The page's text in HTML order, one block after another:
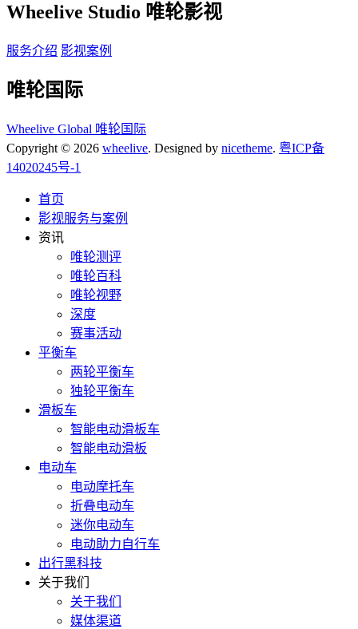
Wheelive Studio 唯轮影视
服务介绍 影视案例
唯轮国际
Wheelive Global 唯轮国际
Copyright © 2026 wheelive. Designed by nicetheme. 粤ICP备
14020245号-1
首页
影视服务与案例
资讯
唯轮测评
唯轮百科
唯轮视野
深度
赛事活动
平衡车
两轮平衡车
独轮平衡车
滑板车
智能电动滑板车
智能电动滑板
电动车
电动摩托车
折叠电动车
迷你电动车
电动助力自行车
出行黑科技
关于我们
关于我们
媒体渠道